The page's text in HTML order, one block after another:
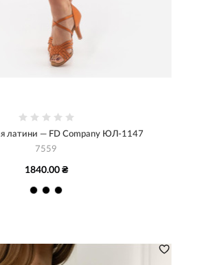
латини — FD Company ЮЛ-1147
7559
1840.00 ₴